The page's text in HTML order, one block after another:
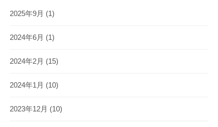
2025年9月 (1)
2024年6月 (1)
2024年2月 (15)
2024年1月 (10)
2023年12月 (10)